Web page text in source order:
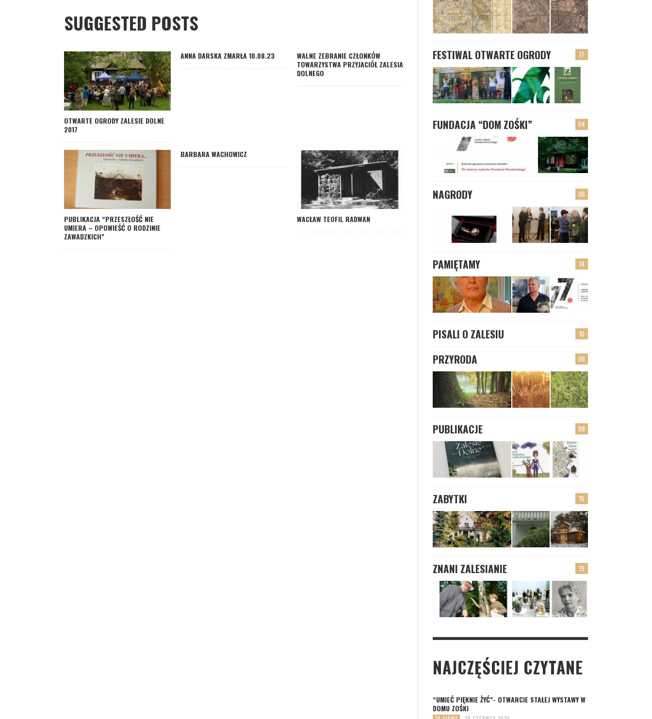
SUGGESTED POSTS
OTWARTE OGRODY ZALESIE DOLNE
2017
ANNA DARSKA ZMARŁA 10.08.23
WALNE ZEBRANIE CZŁONKÓW
TOWARZYSTWA PRZYJACIÓŁ ZALESIA
DOLNEGO
PUBLIKACJA “PRZESZŁOŚĆ NIE
UMIERA – OPOWIEŚĆ O RODZINIE
ZAWADZKICH”
BARBARA WACHOWICZ
WACŁAW TEOFIL RADWAN
17
FESTIWAL OTWARTE OGRODY
04
FUNDACJA “DOM ZOŚKI”
06
NAGRODY
14
PAMIĘTAMY
10
PISALI O ZALESIU
06
PRZYRODA
08
PUBLIKACJE
15
ZABYTKI
19
ZNANI ZALESIANIE
NAJCZĘŚCIEJ CZYTANE
“UMIEĆ PIĘKNIE ŻYĆ”- OTWARCIE STAŁEJ WYSTAWY W
DOMU ZOŚKI